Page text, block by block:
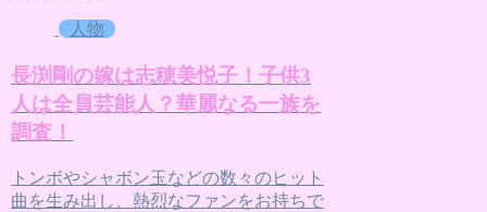
人物
長渕剛の嫁は志穂美悦子！子供3
人は全員芸能人？華麗なる一族を
調査！
トンボやシャボン玉などの数々のヒット
曲を生み出し、熱烈なファンをお持ちで